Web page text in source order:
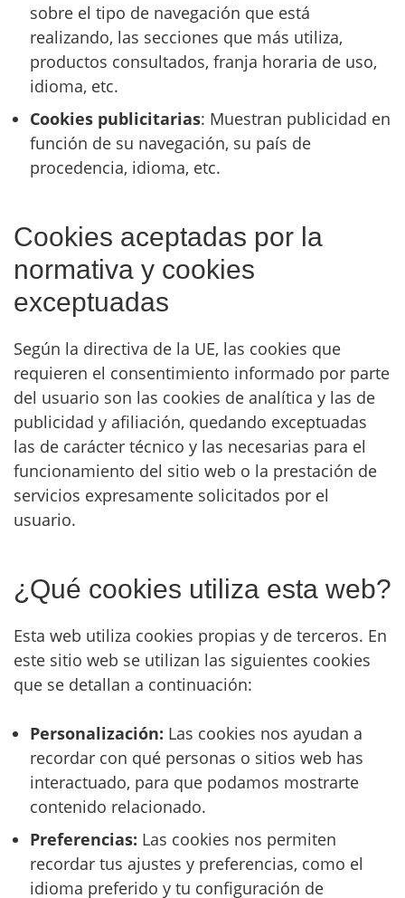
sobre el tipo de navegación que está
realizando, las secciones que más utiliza,
productos consultados, franja horaria de uso,
idioma, etc.
Cookies publicitarias: Muestran publicidad en
función de su navegación, su país de
procedencia, idioma, etc.
Cookies aceptadas por la
normativa y cookies
exceptuadas
Según la directiva de la UE, las cookies que
requieren el consentimiento informado por parte
del usuario son las cookies de analítica y las de
publicidad y afiliación, quedando exceptuadas
las de carácter técnico y las necesarias para el
funcionamiento del sitio web o la prestación de
servicios expresamente solicitados por el
usuario.
¿Qué cookies utiliza esta web?
Esta web utiliza cookies propias y de terceros. En
este sitio web se utilizan las siguientes cookies
que se detallan a continuación:
Personalización: Las cookies nos ayudan a
recordar con qué personas o sitios web has
interactuado, para que podamos mostrarte
contenido relacionado.
Preferencias: Las cookies nos permiten
recordar tus ajustes y preferencias, como el
idioma preferido y tu configuración de